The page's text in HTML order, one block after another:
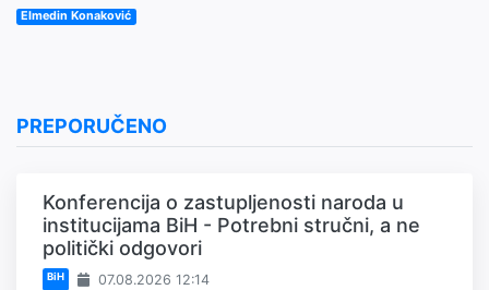
Elmedin Konaković
PREPORUČENO
Konferencija o zastupljenosti naroda u
institucijama BiH - Potrebni stručni, a ne
politički odgovori
BiH 07.08.2026 12:14